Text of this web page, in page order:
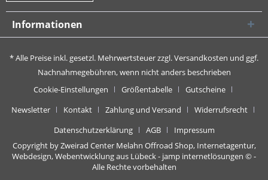
Informationen
* Alle Preise inkl. gesetzl. Mehrwertsteuer zzgl.Versandkosten und ggf.
Nachnahmegebühren, wenn nicht anders beschrieben
Cookie-Einstellungen
Größentabelle
Gutscheine
Newsletter
Kontakt Zahlung und Versand
Widerrufsrecht
Datenschutzerklärung
AGB
Impressum
Copyright by Zweirad Center Melahn Offroad Shop, Internetagentur,
Webdesign, Webentwicklung aus Lübeck - jamp internetlösungen © -
Alle Rechte vorbehalten